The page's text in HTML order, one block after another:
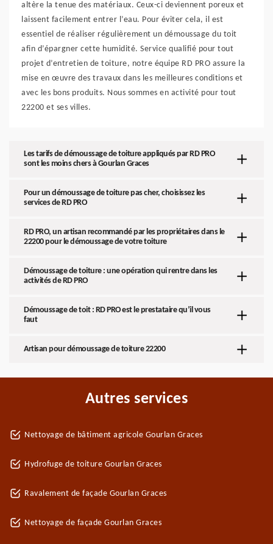
altère la tenue des matériaux. Ceux-ci deviennent poreux et
laissent facilement entrer l’eau. Pour éviter cela, il est
essentiel de réaliser régulièrement un démoussage du toit
afin d’épargner cette humidité. Service qualifié pour tout
projet d’entretien de toiture, notre équipe RD PRO assure la
mise en œuvre des travaux dans les meilleures conditions et
avec les bons produits. Nous sommes en activité pour tout
22200 et ses villes.
Les tarifs de démoussage de toiture appliqués par RD PRO
sont les moins chers à Gourlan Graces
Pour un démoussage de toiture pas cher, choisissez les
services de RD PRO
RD PRO, un artisan recommandé par les propriétaires dans le
22200 pour le démoussage de votre toiture
Démoussage de toiture : une opération qui rentre dans les
activités de RD PRO
Démoussage de toit : RD PRO est le prestataire qu’il vous
faut
Artisan pour démoussage de toiture 22200
Autres services
Nettoyage de bâtiment agricole Gourlan Graces
Hydrofuge de toiture Gourlan Graces
Ravalement de façade Gourlan Graces
Nettoyage de façade Gourlan Graces